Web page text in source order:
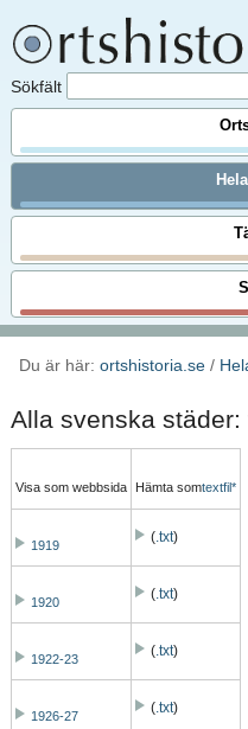
Sökfält
Du är här: ortshistoria.se/
Alla svenska
Visa som webbsida Hämta somtextfil*
1919
(.txt)
1920
(.txt)
1922-23
(.txt)
1926-27
(.txt)